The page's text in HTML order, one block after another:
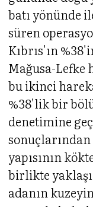
batı yönünde
süren
Kıbrıs'ın
Mağusa-Lefke
bu ikinci
%38'lik bir
denetimine
yapısının
birlikte
adanın